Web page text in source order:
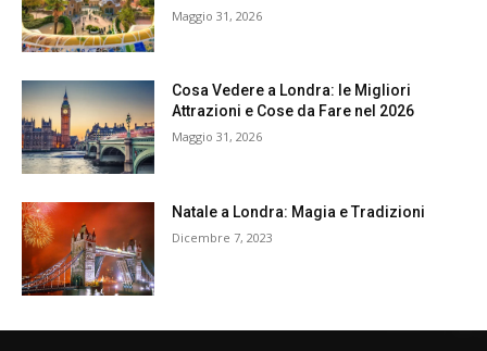
Maggio 31, 2026
Cosa Vedere a Londra: le Migliori
Attrazioni e Cose da Fare nel 2026
Maggio 31, 2026
Natale a Londra: Magia e Tradizioni
Dicembre 7, 2023